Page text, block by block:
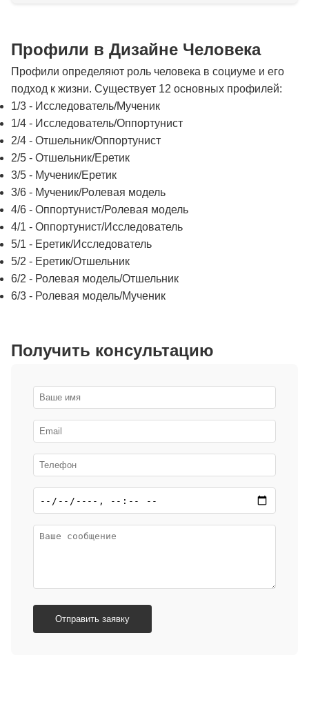
Профили в Дизайне Человека
Профили определяют роль человека в социуме и его
подход к жизни. Существует 12 основных профилей:
1/3 - Исследователь/Мученик
1/4 - Исследователь/Оппортунист
2/4 - Отшельник/Оппортунист
2/5 - Отшельник/Еретик
3/5 - Мученик/Еретик
3/6 - Мученик/Ролевая модель
4/6 - Оппортунист/Ролевая модель
4/1 - Оппортунист/Исследователь
5/1 - Еретик/Исследователь
5/2 - Еретик/Отшельник
6/2 - Ролевая модель/Отшельник
6/3 - Ролевая модель/Мученик
Получить консультацию
Отправить заявку